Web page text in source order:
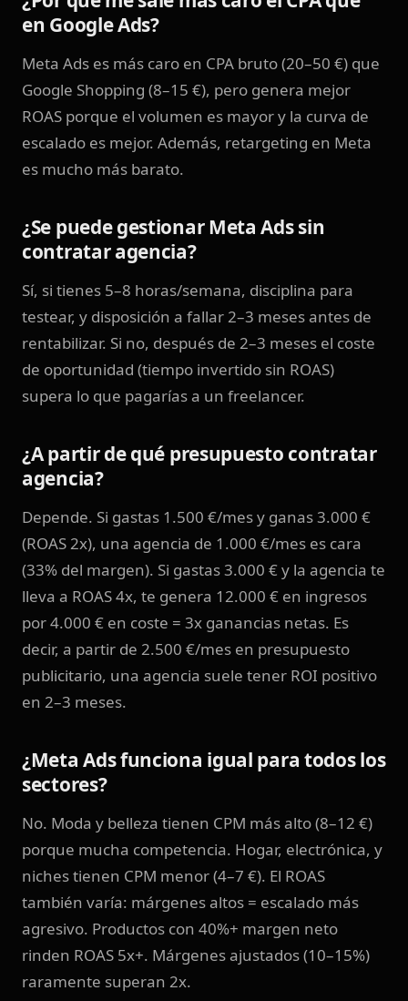
en Google Ads?
Meta Ads es más caro en CPA bruto (20–50 €) que
Google Shopping (8–15 €), pero genera mejor
ROAS porque el volumen es mayor y la curva de
escalado es mejor. Además, retargeting en Meta
es mucho más barato.
¿Se puede gestionar Meta Ads sin
contratar agencia?
Sí, si tienes 5–8 horas/semana, disciplina para
testear, y disposición a fallar 2–3 meses antes de
rentabilizar. Si no, después de 2–3 meses el coste
de oportunidad (tiempo invertido sin ROAS)
supera lo que pagarías a un freelancer.
¿A partir de qué presupuesto contratar
agencia?
Depende. Si gastas 1.500 €/mes y ganas 3.000 €
(ROAS 2x), una agencia de 1.000 €/mes es cara
(33% del margen). Si gastas 3.000 € y la agencia te
lleva a ROAS 4x, te genera 12.000 € en ingresos
por 4.000 € en coste = 3x ganancias netas. Es
decir, a partir de 2.500 €/mes en presupuesto
publicitario, una agencia suele tener ROI positivo
en 2–3 meses.
¿Meta Ads funciona igual para todos los
sectores?
No. Moda y belleza tienen CPM más alto (8–12 €)
porque mucha competencia. Hogar, electrónica, y
niches tienen CPM menor (4–7 €). El ROAS
también varía: márgenes altos = escalado más
agresivo. Productos con 40%+ margen neto
rinden ROAS 5x+. Márgenes ajustados (10–15%)
raramente superan 2x.